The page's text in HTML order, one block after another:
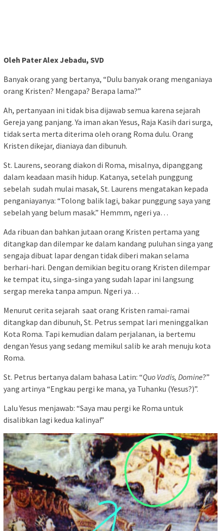
Oleh Pater Alex Jebadu, SVD
Banyak orang yang bertanya, “Dulu banyak orang menganiaya
orang Kristen? Mengapa? Berapa lama?”
Ah, pertanyaan ini tidak bisa dijawab semua karena sejarah
Gereja yang panjang. Ya iman akan Yesus, Raja Kasih dari surga,
tidak serta merta diterima oleh orang Roma dulu. Orang
Kristen dikejar, dianiaya dan dibunuh.
St. Laurens, seorang diakon di Roma, misalnya, dipanggang
dalam keadaan masih hidup. Katanya, setelah punggung
sebelah sudah mulai masak, St. Laurens mengatakan kepada
penganiayanya: “Tolong balik lagi, bakar punggung saya yang
sebelah yang belum masak.” Hemmm, ngeri ya…
Ada ribuan dan bahkan jutaan orang Kristen pertama yang
ditangkap dan dilempar ke dalam kandang puluhan singa yang
sengaja dibuat lapar dengan tidak diberi makan selama
berhari-hari. Dengan demikian begitu orang Kristen dilempar
ke tempat itu, singa-singa yang sudah lapar ini langsung
sergap mereka tanpa ampun. Ngeri ya…
Menurut cerita sejarah saat orang Kristen ramai-ramai
ditangkap dan dibunuh, St. Petrus sempat lari meninggalkan
Kota Roma. Tapi kemudian dalam perjalanan, ia bertemu
dengan Yesus yang sedang memikul salib ke arah menuju kota
Roma.
St. Petrus bertanya dalam bahasa Latin: “Quo Vadis, Domine?”
yang artinya “Engkau pergi ke mana, ya Tuhanku (Yesus?)”.
Lalu Yesus menjawab: “Saya mau pergi ke Roma untuk
disalibkan lagi kedua kalinya!”